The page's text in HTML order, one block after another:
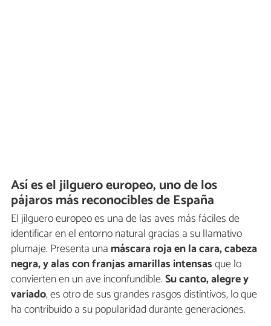
Así es el jilguero europeo, uno de los
pájaros más reconocibles de España
El jilguero europeo es una de las aves más fáciles de
identificar en el entorno natural gracias a su llamativo
plumaje. Presenta una máscara roja en la cara, cabeza
negra, y alas con franjas amarillas intensasque lo
convierten en un ave inconfundible.Su canto, alegre y
variado, es otro de sus grandes rasgos distintivos, lo que
ha contribuido a su popularidad durante generaciones.